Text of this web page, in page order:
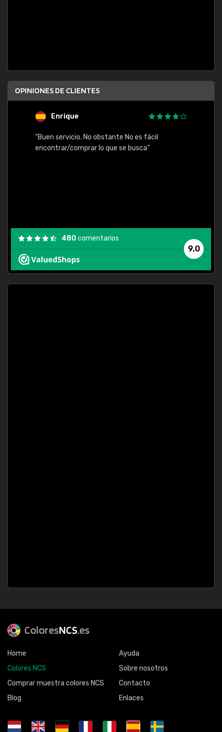
OPINIONES DE CLIENTES
Enrique
"Buen servicio. No obstante No es fácil
encontrar/comprar lo que se busca"
9,0
480 comentarios
ColoresNCS.es
Home
Colores NCS
Comprar muestra colores NCS
Blog
Ayuda
Sobre nosotros
Contacto
Enlaces